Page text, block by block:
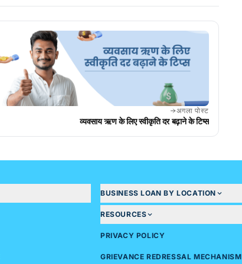
अगला पोस्ट
व्यवसाय ऋण के लिए स्वीकृति दर बढ़ाने के टिप्स
BUSINESS LOAN BY LOCATION
RESOURCES
PRIVACY POLICY
GRIEVANCE REDRESSAL MECHANISM